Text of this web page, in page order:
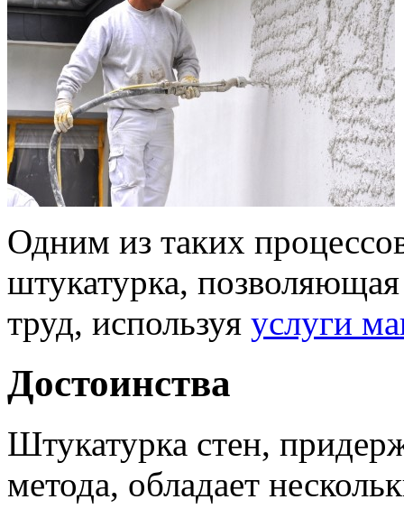
Одним из таких
штукатурка,
труд, используя услуги
Достоинства
Штукатурка стен,
метода, обладает